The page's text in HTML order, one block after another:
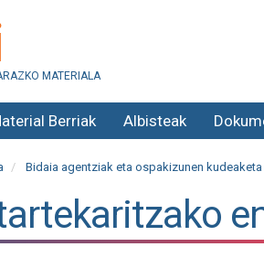
MATERIALA
Berriak Albisteak
Bidaia agentziak eta ospakizunen